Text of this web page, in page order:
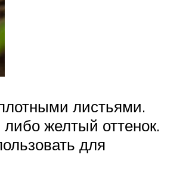
листьями.
желтый оттенок.
для